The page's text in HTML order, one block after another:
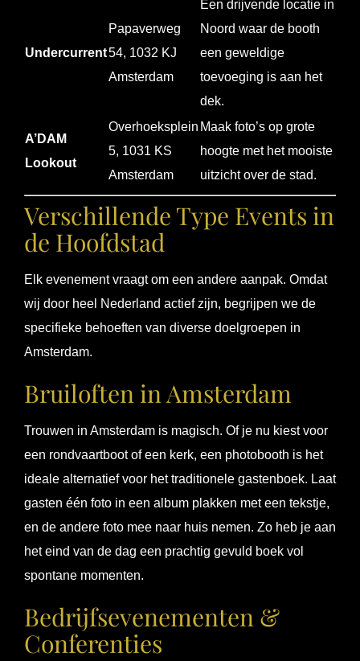
Undercurrent
Papaverweg
54, 1032 KJ
Amsterdam
Een drijvende locatie in
Noord waar de booth
een geweldige
toevoeging is aan het
dek.
A’DAM
Lookout
Overhoeksplein
5, 1031 KS
Amsterdam
Maak foto’s op grote
hoogte met het mooiste
uitzicht over de stad.
Verschillende Type Events in
de Hoofdstad
Elk evenement vraagt om een andere aanpak. Omdat
wij door heel Nederland actief zijn, begrijpen we de
specifieke behoeften van diverse doelgroepen in
Amsterdam.
Bruiloften in Amsterdam
Trouwen in Amsterdam is magisch. Of je nu kiest voor
een rondvaartboot of een kerk, een photobooth is het
ideale alternatief voor het traditionele gastenboek. Laat
gasten één foto in een album plakken met een tekstje,
en de andere foto mee naar huis nemen. Zo heb je aan
het eind van de dag een prachtig gevuld boek vol
spontane momenten.
Bedrijfsevenementen &
Conferenties